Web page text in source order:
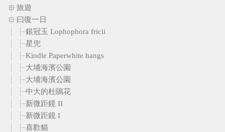
旅遊
曰復一日
銀冠玉 Lophophora fricii
星兜
Kindle Paperwhite hangs
大埔海濱公園
大埔海濱公園
中大的杜鵑花
新微距鏡 II
新微距鏡 I
喜歡貓